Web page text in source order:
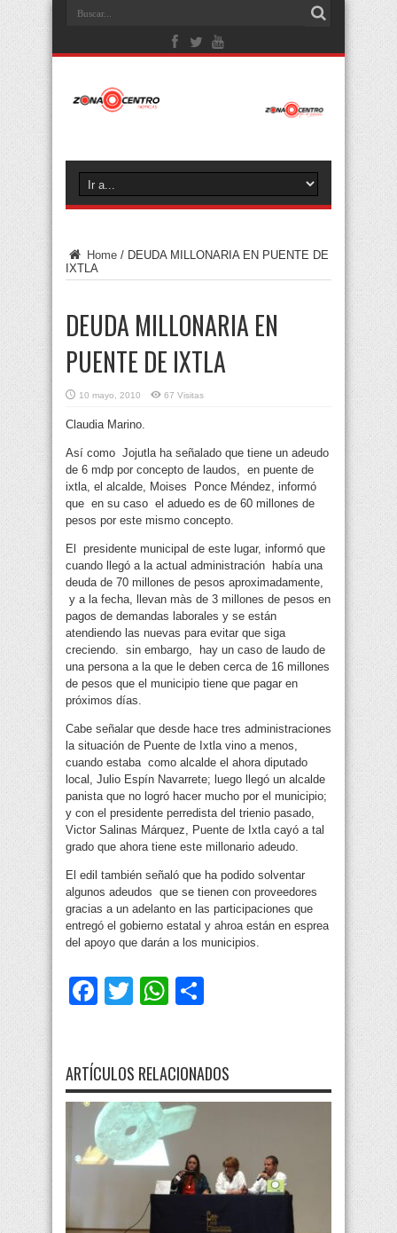
Home / DEUDA MILLONARIA EN PUENTE DE
IXTLA
DEUDA MILLONARIA EN
PUENTE DE IXTLA
10 mayo, 2010 67 Visitas
Claudia Marino.
Así como Jojutla ha señalado que tiene un adeudo
de 6 mdp por concepto de laudos, en puente de
ixtla, el alcalde, Moises Ponce Méndez, informó
que en su caso el aduedo es de 60 millones de
pesos por este mismo concepto.
El presidente municipal de este lugar, informó que
cuando llegó a la actual administración había una
deuda de 70 millones de pesos aproximadamente,
y a la fecha, llevan màs de 3 millones de pesos en
pagos de demandas laborales y se están
atendiendo las nuevas para evitar que siga
creciendo. sin embargo, hay un caso de laudo de
una persona a la que le deben cerca de 16 millones
de pesos que el municipio tiene que pagar en
próximos días.
Cabe señalar que desde hace tres administraciones
la situación de Puente de Ixtla vino a menos,
cuando estaba como alcalde el ahora diputado
local, Julio Espín Navarrete; luego llegó un alcalde
panista que no logró hacer mucho por el municipio;
y con el presidente perredista del trienio pasado,
Victor Salinas Márquez, Puente de Ixtla cayó a tal
grado que ahora tiene este millonario adeudo.
El edil también señaló que ha podido solventar
algunos adeudos que se tienen con proveedores
gracias a un adelanto en las participaciones que
entregó el gobierno estatal y ahroa están en esprea
del apoyo que darán a los municipios.
Facebook
TwitterWhatsApp
ARTÍCULOS RELACIONADOS